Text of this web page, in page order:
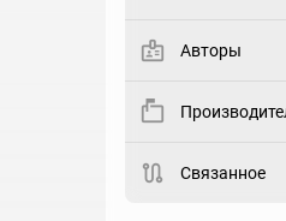
Закладка
Выберите
Авторы
Связанное